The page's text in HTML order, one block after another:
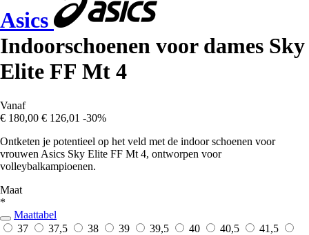
Asics
Indoorschoenen voor dames Sky
Elite FF Mt 4
Vanaf
€ 180,00 € 126,01 -30%
Ontketen je potentieel op het veld met de indoor schoenen voor
vrouwen Asics Sky Elite FF Mt 4, ontworpen voor
volleybalkampioenen.
Maat
*
Maattabel
37
37,5 38 39 39,5 40 40,5
41,5